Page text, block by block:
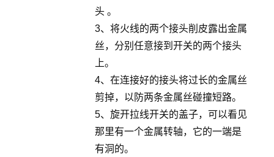
头 。
3、将火线的两个接头削皮露出金属
丝，分别任意接到开关的两个接头
上。
4、在连接好的接头将过长的金属丝
剪掉，以防两条金属丝碰撞短路。
5、旋开拉线开关的盖子，可以看见
那里有一个金属转轴，它的一端是
有洞的。